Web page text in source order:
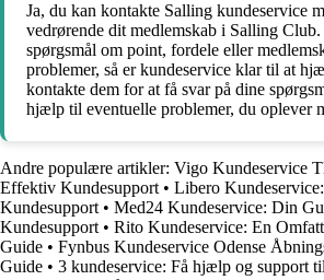
Ja, du kan kontakte Salling kundeservice
vedrørende dit medlemskab i Salling
spørgsmål om point, fordele eller
problemer, så er kundeservice klar til at
kontakte dem for at få svar på dine
hjælp til eventuelle problemer, du oplever
Andre populære artikler: Vigo Kundeservice
Effektiv Kundesupport • Libero
Kundesupport • Med24 Kundeservice: Din
Kundesupport • Rito Kundeservice: En
Guide • Fynbus Kundeservice Odense
Guide • 3 kundeservice: Få hjælp og support